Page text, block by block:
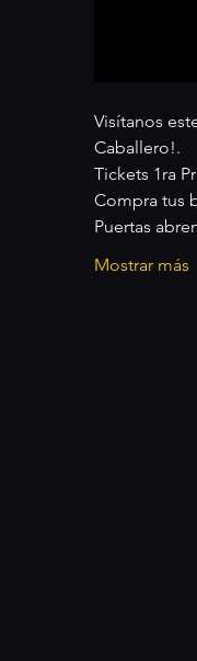
Visítanos
Caballero!.
Tickets 1ra
Compra tus
Puertas
Mostrar más